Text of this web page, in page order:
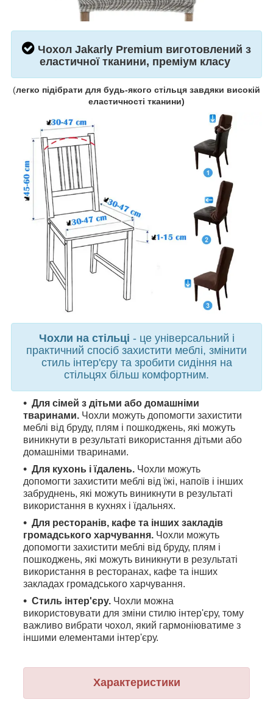
Чохол Jakarly Premium виготовлений з
еластичної тканини, преміум класу
(легко підібрати для будь-якого стільця завдяки високій
еластичності тканини)
Чохли на стільці - це універсальний і
практичний спосіб захистити меблі, змінити
стиль інтер'єру та зробити сидіння на
стільцях більш комфортним.
Для сімей з дітьми або домашніми
тваринами. Чохли можуть допомогти захистити
меблі від бруду, плям і пошкоджень, які можуть
виникнути в результаті використання дітьми або
домашніми тваринами.
Для кухонь і їдалень. Чохли можуть
допомогти захистити меблі від їжі, напоїв і інших
забруднень, які можуть виникнути в результаті
використання в кухнях і їдальнях.
Для ресторанів, кафе та інших закладів
громадського харчування. Чохли можуть
допомогти захистити меблі від бруду, плям і
пошкоджень, які можуть виникнути в результаті
використання в ресторанах, кафе та інших
закладах громадського харчування.
Стиль інтер'єру. Чохли можна
використовувати для зміни стилю інтер'єру, тому
важливо вибрати чохол, який гармоніюватиме з
іншими елементами інтер'єру.
Характеристики